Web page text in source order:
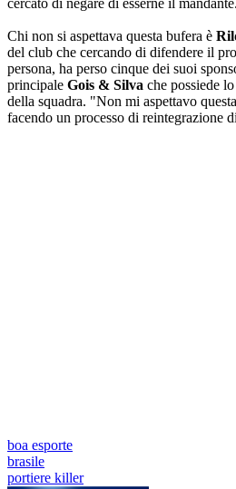
cercato di negare di esserne il mandante.
Chi non si aspettava questa bufera è
del club che cercando di difendere il
persona, ha perso cinque dei suoi
principale Gois & Silva che possiede
della squadra. "Non mi aspettavo
facendo un processo di reintegrazione
boa esporte
brasile
portiere killer